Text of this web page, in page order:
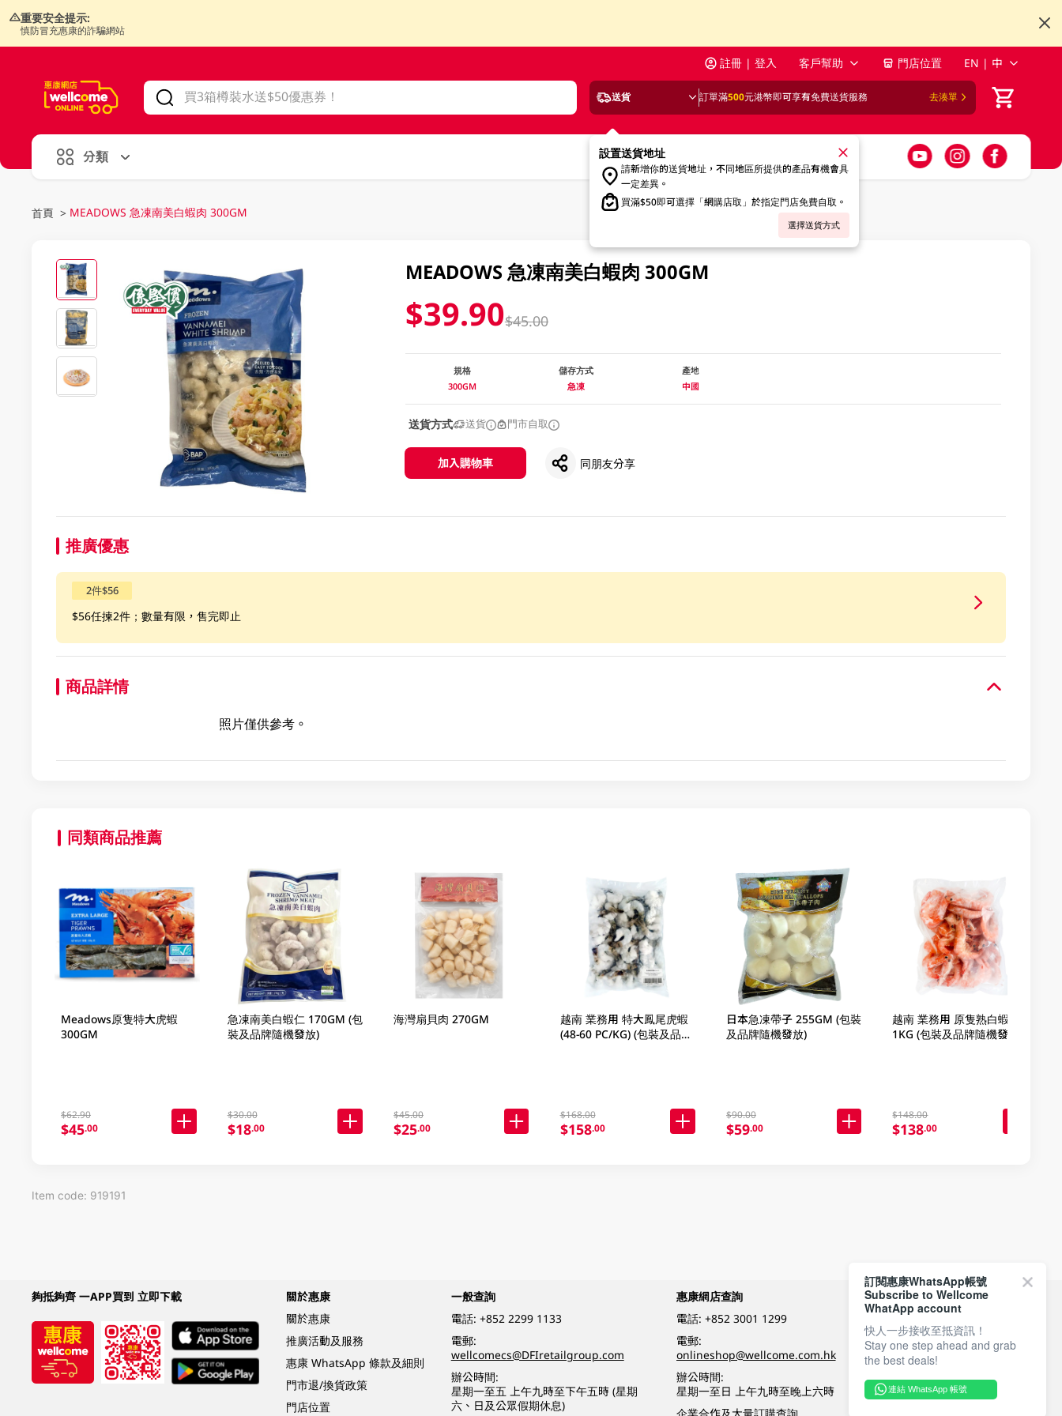
重要安全提示:
慎防冒充惠康的詐騙網站
註冊 | 登入 客戶幫助 門店位置 EN | 中
送貨 訂單滿500元港幣即可享有免費送貨服務 去湊單
設置送貨地址
請新增你的送貨地址，不同地區所提供的產品有機會具
一定差異。
買滿$50即可選擇「網購店取」於指定門店免費自取。
選擇送貨方式
分類
首頁 > MEADOWS 急凍南美白蝦肉 300GM
MEADOWS 急凍南美白蝦肉 300GM
$39.90$45.00
規格
300GM
儲存方式
急凍
產地
中國
送貨方式 送貨 門市自取
加入購物車 同朋友分享
推廣優惠
2件$56
$56任揀2件；數量有限，售完即止
商品詳情
照片僅供參考。
同類商品推薦
Meadows原隻特大虎蝦
300GM
$62.90
$45.00
急凍南美白蝦仁 170GM (包
裝及品牌隨機發放)
$30.00
$18.00
海灣扇貝肉 270GM
$45.00
$25.00
越南 業務用 特大鳳尾虎蝦
(48-60 PC/KG) (包裝及品牌
$168.00
$158.00
日本急凍帶子 255GM (包裝
及品牌隨機發放)
$90.00
$59.00
越南 業務用 原隻熟白蝦
1KG (包裝及品牌隨機發放)
$148.00
$138.00
Item code: 919191
夠抵夠齊 一APP買到 立即下載
關於惠康
關於惠康
推廣活動及服務
惠康 WhatsApp 條款及細則
門市退/換貨政策
門店位置
一般查詢
電話: +852 2299 1133
電郵:
wellcomecs@DFIretailgroup.com
辦公時間:
星期一至五 上午九時至下午五時 (星期
六、日及公眾假期休息)
惠康網店查詢
電話: +852 3001 1299
電郵:
onlineshop@wellcome.com.hk
辦公時間:
星期一至日 上午九時至晚上六時
付款方式
關注我們
訂閱惠康WhatsApp帳號
Subscribe to Wellcome
WhatApp account
快人一步接收至抵資訊！
Stay one step ahead and grab
the best deals!
連結 WhatsApp 帳號